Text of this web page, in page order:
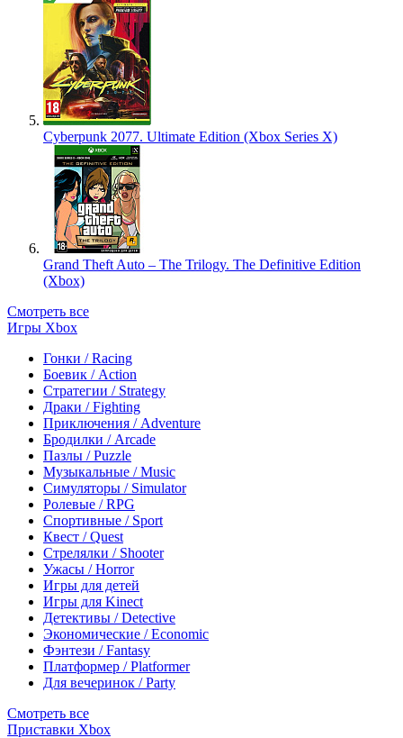
Cyberpunk 2077. Ultimate Edition (Xbox Series X)
Grand Theft Auto – The Trilogy. The Definitive Edition
(Xbox)
Смотреть все
Игры Xbox
Гонки / Racing
Боевик / Action
Стратегии / Strategy
Драки / Fighting
Приключения / Adventure
Бродилки / Arcade
Пазлы / Puzzle
Музыкальные / Music
Симуляторы / Simulator
Ролевые / RPG
Спортивные / Sport
Квест / Quest
Стрелялки / Shooter
Ужасы / Horror
Игры для детей
Игры для Kinect
Детективы / Detective
Экономические / Economic
Фэнтези / Fantasy
Платформер / Platformer
Для вечеринок / Party
Смотреть все
Приставки Xbox